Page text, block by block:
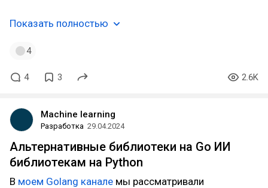
Показать полностью
4
4 3 2.6K
Machine learning
Разработка 29.04.2024
Альтернативные библиотеки на Go ИИ
библиотекам на Python
В моем Golang канале мы рассматривали